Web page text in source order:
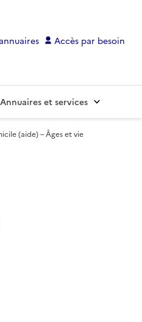
Accès par besoin
Annuaires et services
(aide) – Âges et vie